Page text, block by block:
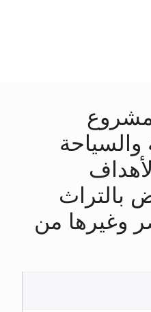
والسياحة
بالتراث
وغيرها من